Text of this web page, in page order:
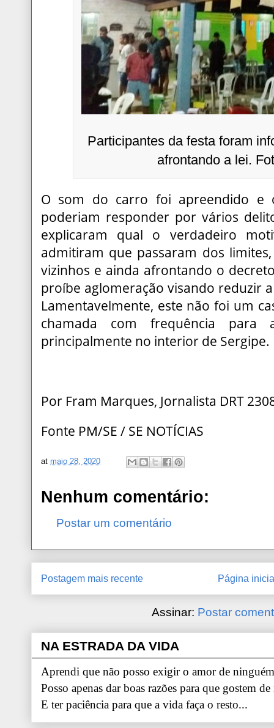
Participantes da festa foram
afrontando a lei.
O som do carro foi apreendido e
poderiam responder por vários
explicaram qual o verdadeiro
admitiram que passaram dos
vizinhos e ainda afrontando o
proíbe aglomeração visando reduzir
Lamentavelmente, este não foi um
chamada com frequência para
principalmente no interior de Sergipe.
Por Fram Marques, Jornalista DRT
Fonte PM/SE / SE NOTÍCIAS
at maio 28, 2020
Nenhum comentário:
Postar um comentário
Postagem mais recente Página
Assinar: Postar
NA ESTRADA DA VIDA
Aprendi que não posso exigir o amor de
Posso apenas dar boas razões para que gostem
E ter paciência para que a vida faça o resto...